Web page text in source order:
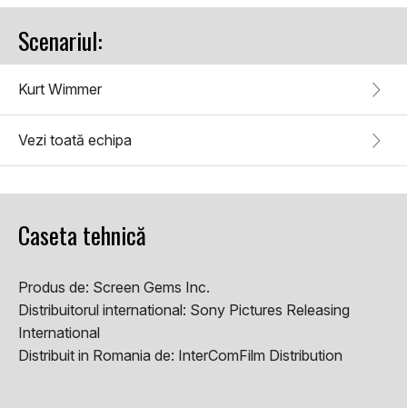
Scenariul:
Kurt Wimmer
Vezi toată echipa
Caseta tehnică
Produs de: Screen Gems Inc.
Distribuitorul international: Sony Pictures Releasing
International
Distribuit in Romania de: InterComFilm Distribution